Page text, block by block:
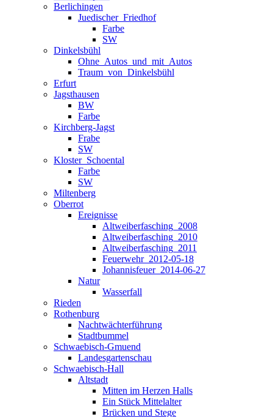
Berlichingen
Juedischer_Friedhof
Farbe
SW
Dinkelsbühl
Ohne_Autos_und_mit_Autos
Traum_von_Dinkelsbühl
Erfurt
Jagsthausen
BW
Farbe
Kirchberg-Jagst
Frabe
SW
Kloster_Schoental
Farbe
SW
Miltenberg
Oberrot
Ereignisse
Altweiberfasching_2008
Altweiberfasching_2010
Altweiberfasching_2011
Feuerwehr_2012-05-18
Johannisfeuer_2014-06-27
Natur
Wasserfall
Rieden
Rothenburg
Nachtwächterführung
Stadtbummel
Schwaebisch-Gmuend
Landesgartenschau
Schwaebisch-Hall
Altstadt
Mitten im Herzen Halls
Ein Stück Mittelalter
Brücken und Stege